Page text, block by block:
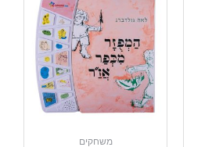
משחקים